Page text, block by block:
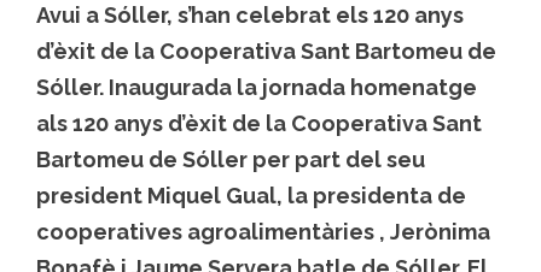
Avui a Sóller, s’han celebrat els 120 anys
d’èxit de la Cooperativa Sant Bartomeu de
Sóller. Inaugurada la jornada homenatge
als 120 anys d’èxit de la Cooperativa Sant
Bartomeu de Sóller per part del seu
president Miquel Gual, la presidenta de
cooperatives agroalimentàries , Jerònima